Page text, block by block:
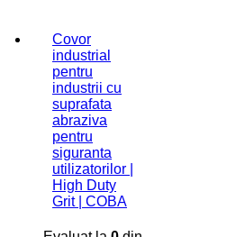
Covor
industrial
pentru
industrii cu
suprafata
abraziva
pentru
siguranta
utilizatorilor |
High Duty
Grit | COBA